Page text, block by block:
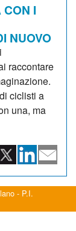
I
NUOVO
raccontare
ciclisti a
una, ma
- P.I.